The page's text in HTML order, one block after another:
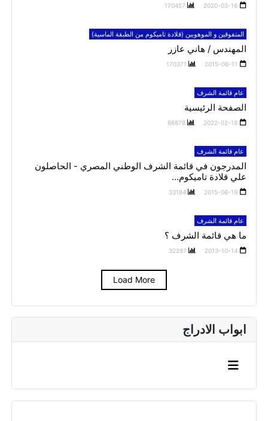
ابواب الادراج
2020-03-16
170457
المتفوقين و الموهوبين (قلادة تاميكوم من الطبقة الماسية)
المهندس / هاني عازر
2015-06-11
170371
عام قائمة الشرف
الصفحة الرئيسية
2022-02-18
66878
عام قائمة الشرف
المدرجون في قائمة الشرف الوطني المصري - الحاصلون
علي قلادة تاميكوم...
2015-06-19
33184
عام قائمة الشرف
ما هي قائمة الشرف ؟
2013-10-14
32287
Load More